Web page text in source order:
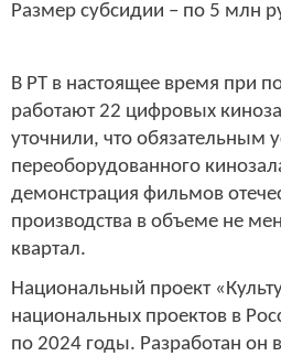
Размер субсидии – по 5 млн
В РТ в настоящее время при
работают 22 цифровых
уточнили, что обязательным
переоборудованного
демонстрация фильмов
производства в объеме не
квартал.
Национальный проект
национальных проектов в
по 2024 годы. Разработан он